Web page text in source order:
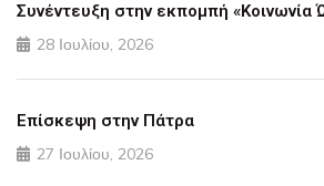
Συνέντευξη στην εκπομπή «Κοινωνία
28 Ιουλίου, 2026
Επίσκεψη στην Πάτρα
27 Ιουλίου, 2026